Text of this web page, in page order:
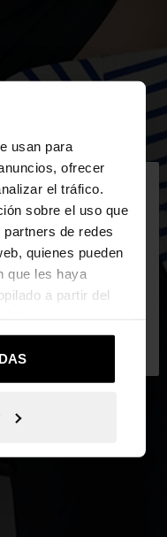
usan para
ofrecer
el tráfico.
sobre el uso que
de redes
quienes pueden
que les haya
a partir del
¿Quieres ir